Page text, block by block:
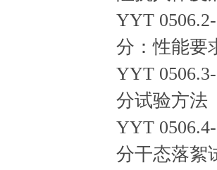
YYT
分：性能要
YYT
分试验方法
YYT
分干态落絮